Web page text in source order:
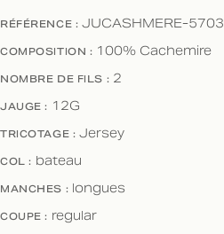
RÉFÉRENCE : JUCASHMERE-5703
COMPOSITION : 100% Cachemire
NOMBRE DE FILS : 2
JAUGE : 12G
TRICOTAGE : Jersey
COL : bateau
MANCHES : longues
COUPE : regular